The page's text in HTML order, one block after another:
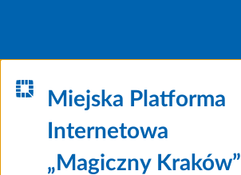
Miejska Platforma
Internetowa
„Magiczny Kraków”